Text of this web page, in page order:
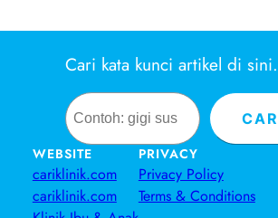
Cari kata kunci artikel di
Search
WEBSITE
cariklinik.com
cariklinik.com
PRIVACY
Privacy Policy
Terms & Conditions